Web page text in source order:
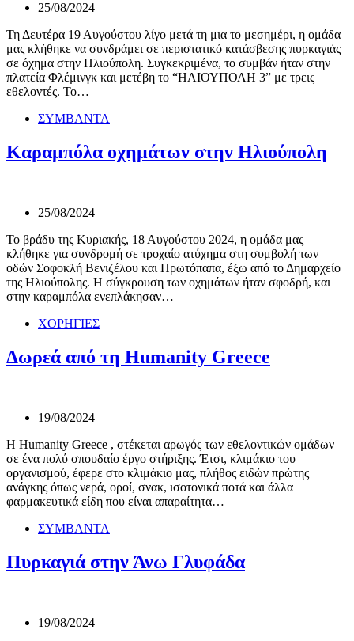
25/08/2024
Τη Δευτέρα 19 Αυγούστου λίγο μετά τη μια το μεσημέρι, η ομάδα
μας κλήθηκε να συνδράμει σε περιστατικό κατάσβεσης πυρκαγιάς
σε όχημα στην Ηλιούπολη. Συγκεκριμένα, το συμβάν ήταν στην
πλατεία Φλέμινγκ και μετέβη το “ΗΛΙΟΥΠΟΛΗ 3” με τρεις
εθελοντές. Το…
ΣΥΜΒΑΝΤΑ
Καραμπόλα οχημάτων στην Ηλιούπολη
25/08/2024
Το βράδυ της Κυριακής, 18 Αυγούστου 2024, η ομάδα μας
κλήθηκε για συνδρομή σε τροχαίο ατύχημα στη συμβολή των
οδών Σοφοκλή Βενιζέλου και Πρωτόπαπα, έξω από το Δημαρχείο
της Ηλιούπολης. Η σύγκρουση των οχημάτων ήταν σφοδρή, και
στην καραμπόλα ενεπλάκησαν…
ΧΟΡΗΓΙΕΣ
Δωρεά από τη Humanity Greece
19/08/2024
Η Humanity Greece , στέκεται αρωγός των εθελοντικών ομάδων
σε ένα πολύ σπουδαίο έργο στήριξης. Έτσι, κλιμάκιο του
οργανισμού, έφερε στο κλιμάκιο μας, πλήθος ειδών πρώτης
ανάγκης όπως νερά, οροί, σνακ, ισοτονικά ποτά και άλλα
φαρμακευτικά είδη που είναι απαραίτητα…
ΣΥΜΒΑΝΤΑ
Πυρκαγιά στην Άνω Γλυφάδα
19/08/2024